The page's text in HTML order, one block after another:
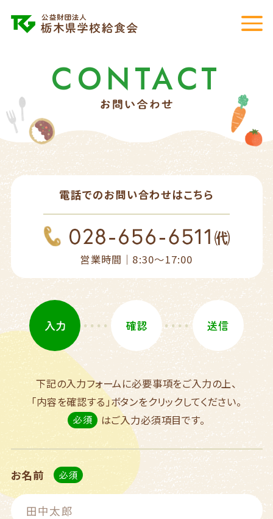
CONTACT
電話でのお問い合わせはこちら
営業時間｜8:30〜17:00
下記の入力フォームに必要事項をご入力の上、
「内容を確認する」ボタンをクリックしてください。
はご入力必須項目です。
お名前